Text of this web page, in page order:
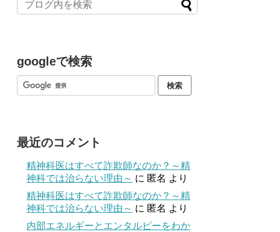
googleで検索
最近のコメント
精神科医はすべて詐欺師なのか？～精
神科では治らない理由～ に 匿名 より
精神科医はすべて詐欺師なのか？～精
神科では治らない理由～ に 匿名 より
内部エネルギーとエンタルピーをわか